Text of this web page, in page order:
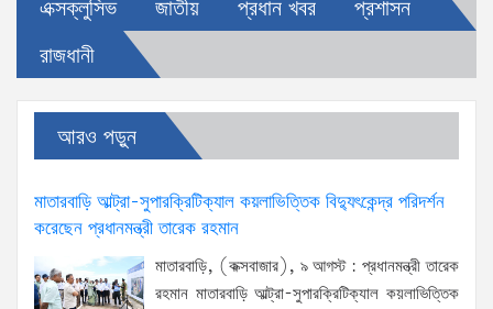
এক্সক্লুসিভ জাতীয় প্রধান খবর
প্রশাসন
রাজধানী
আরও পড়ুন
মাতারবাড়ি আল্ট্রা-সুপারক্রিটিক্যাল কয়লাভিত্তিক বিদ্যুৎকেন্দ্র পরিদর্শন
করেছেন প্রধানমন্ত্রী তারেক রহমান
মাতারবাড়ি, (কক্সবাজার), ৯ আগস্ট : প্রধানমন্ত্রী তারেক
রহমান মাতারবাড়ি আল্ট্রা-সুপারক্রিটিক্যাল কয়লাভিত্তিক